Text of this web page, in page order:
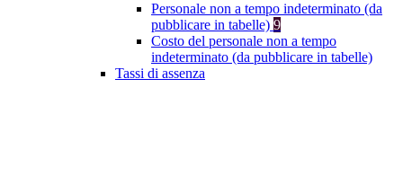
Personale non a tempo indeterminato (da
pubblicare in tabelle) 9
Costo del personale non a tempo
indeterminato (da pubblicare in tabelle)
Tassi di assenza